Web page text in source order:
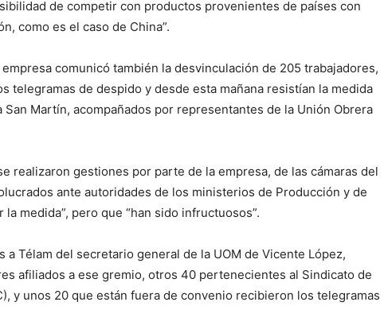
de competir con productos provenientes de países con
como es el caso de China”.
comunicó también la desvinculación de 205 trabajadores,
telegramas de despido y desde esta mañana resistían la medida
Martín, acompañados por representantes de la Unión Obrera
realizaron gestiones por parte de la empresa, de las cámaras del
ante autoridades de los ministerios de Producción y de
medida”, pero que “han sido infructuosos”.
a Télam del secretario general de la UOM de Vicente López,
afiliados a ese gremio, otros 40 pertenecientes al Sindicato de
y unos 20 que están fuera de convenio recibieron los telegramas